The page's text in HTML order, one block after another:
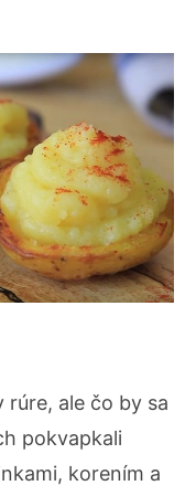
rúre, ale čo by sa
pokvapkali
korením a